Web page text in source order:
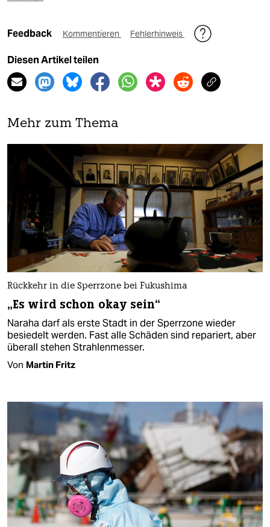
Feedback Kommentieren Fehlerhinweis
Diesen Artikel teilen
Mehr zum Thema
Rückkehr in die Sperrzone bei Fukushima
„Es wird schon okay sein“
Naraha darf als erste Stadt in der Sperrzone wieder
besiedelt werden. Fast alle Schäden sind repariert, aber
überall stehen Strahlenmesser.
Von Martin Fritz